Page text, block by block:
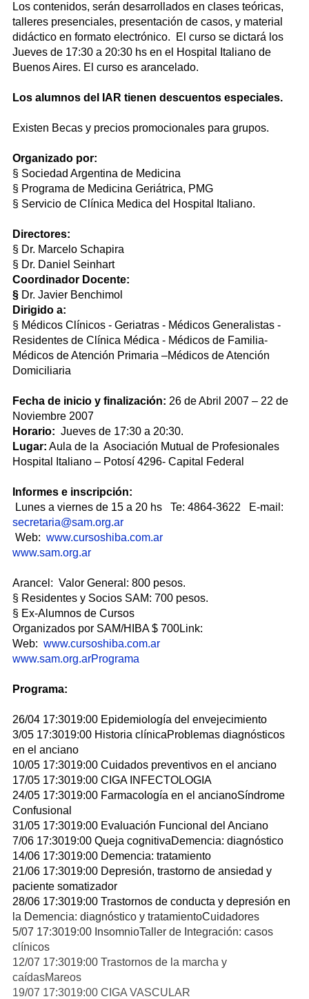
Los contenidos, serán desarrollados en clases teóricas,
talleres presenciales, presentación de casos, y material
didáctico en formato electrónico. El curso se dictará los
Jueves de 17:30 a 20:30 hs en el Hospital Italiano de
Buenos Aires. El curso es arancelado.
Los alumnos del IAR tienen descuentos especiales.
Existen Becas y precios promocionales para grupos.
Organizado por:
§ Sociedad Argentina de Medicina
§ Programa de Medicina Geriátrica, PMG
§ Servicio de Clínica Medica del Hospital Italiano.
Directores:
§ Dr. Marcelo Schapira
§ Dr. Daniel Seinhart
Coordinador Docente:
§ Dr. Javier Benchimol
Dirigido a:
§ Médicos Clínicos - Geriatras - Médicos Generalistas -
Residentes de Clínica Médica - Médicos de Familia-
Médicos de Atención Primaria –Médicos de Atención
Domiciliaria
Fecha de inicio y finalización: 26 de Abril 2007 – 22 de
Noviembre 2007
Horario: Jueves de 17:30 a 20:30.
Lugar: Aula de la Asociación Mutual de Profesionales
Hospital Italiano – Potosí 4296- Capital Federal
Informes e inscripción:
Lunes a viernes de 15 a 20 hs Te: 4864-3622 E-mail:
secretaria@sam.org.ar
Web: www.cursoshiba.com.ar
www.sam.org.ar
Arancel: Valor General: 800 pesos.
§ Residentes y Socios SAM: 700 pesos.
§ Ex-Alumnos de Cursos
Organizados por SAM/HIBA $ 700Link:
Web: www.cursoshiba.com.ar
www.sam.org.arPrograma
Programa:
26/04 17:3019:00 Epidemiología del envejecimiento
3/05 17:3019:00 Historia clínicaProblemas diagnósticos
en el anciano
10/05 17:3019:00 Cuidados preventivos en el anciano
17/05 17:3019:00 CIGA INFECTOLOGIA
24/05 17:3019:00 Farmacología en el ancianoSíndrome
Confusional
31/05 17:3019:00 Evaluación Funcional del Anciano
7/06 17:3019:00 Queja cognitivaDemencia: diagnóstico
14/06 17:3019:00 Demencia: tratamiento
21/06 17:3019:00 Depresión, trastorno de ansiedad y
paciente somatizador
28/06 17:3019:00 Trastornos de conducta y depresión en
la Demencia: diagnóstico y tratamientoCuidadores
5/07 17:3019:00 InsomnioTaller de Integración: casos
clínicos
12/07 17:3019:00 Trastornos de la marcha y
caídasMareos
19/07 17:3019:00 CIGA VASCULAR